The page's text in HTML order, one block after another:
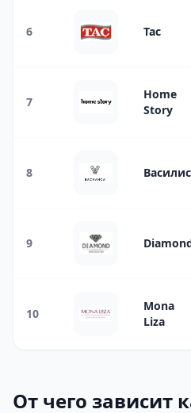
6 Tac
7
Home
Story
8
9
10
Mona
Liza
От чего зависит